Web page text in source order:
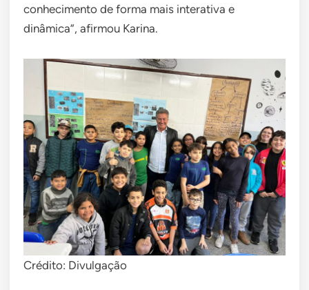
conhecimento de forma mais interativa e
dinâmica”, afirmou Karina.
Crédito: Divulgação